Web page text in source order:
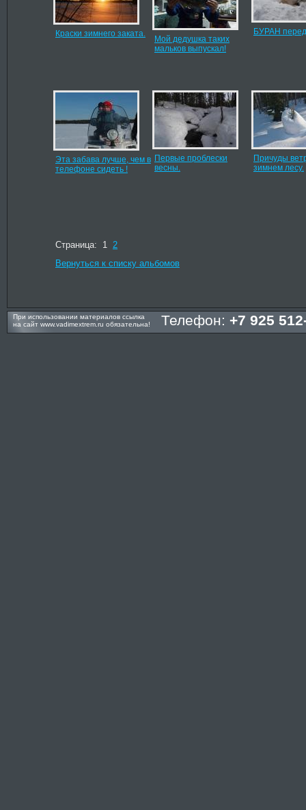
Краски зимнего заката.
Мой дедушка таких
мальков выпускал!
БУРАН
Эта забава лучше, чем в
телефоне сидеть !
Первые проблески
весны.
Причуды
зимнем лесу.
Страница: 1 2
Вернуться к списку альбомов
При использовании материалов ссылка
на сайт www.vadimextrem.ru обязательна! Телефон: +7 925